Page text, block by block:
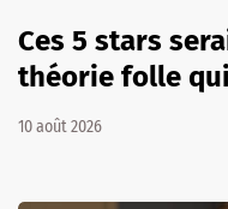
Ces 5 stars
théorie folle
10 août 2026